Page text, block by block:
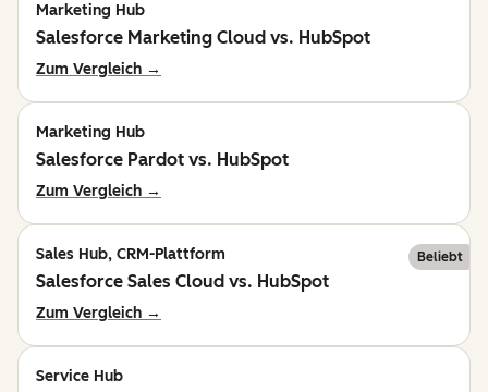
Marketing Hub
Salesforce Marketing Cloud vs. HubSpot
Zum Vergleich →
Marketing Hub
Salesforce Pardot vs. HubSpot
Zum Vergleich →
Sales Hub, CRM-Plattform Beliebt
Salesforce Sales Cloud vs. HubSpot
Zum Vergleich →
Service Hub